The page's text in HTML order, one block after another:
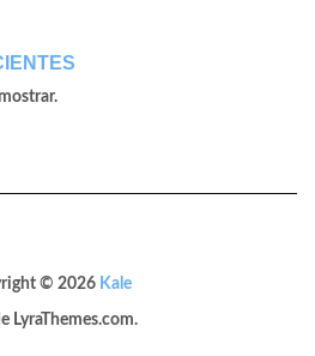
© 2026 Kale
LyraThemes.com.